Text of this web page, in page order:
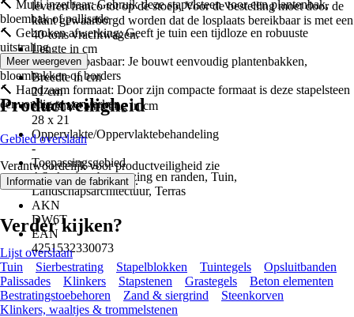
leveren franco tot op de stoep, Voor de bestelling moet door de
klant gewaarborgd worden dat de losplaats bereikbaar is met een
40-tons vrachtwagen.
Lengte in cm
28 cm
Breedte in cm
21 cm
Nominale afmeting in cm
28 x 21
Oppervlakte/Oppervlaktebehandeling
-
Toepassingsgebied
Afbakening, begrenzing en randen, Tuin,
Landschapsarchitectuur, Terras
AKN
DW6T
EAN
4251532330073
🔨 Multi inzetbaar: Gebruik deze stapelsteen voor een plantenbak,
bloembak of pallisade
🔨 Gebroken afwerking: Geeft je tuin een tijdloze en robuuste
uitstraling
🔨 Veelzijdig toepasbaar: Je bouwt eenvoudig plantenbakken,
bloembakken of borders
🔨 Handzaam formaat: Door zijn compacte formaat is deze stapelsteen
eenvoudig te verwerken
Meer weergeven
Productveiligheid
Gebied overslaan
Verantwoordelijk voor productveiligheid zie
Informatie van de fabrikant .
Verder kijken?
Lijst overslaan
Tuin
Sierbestrating Stapelblokken Tuintegels
Opsluitbanden
Palissades
Klinkers Stapstenen Grastegels
Beton elementen
Bestratingstoebehoren
Zand & siergrind
Steenkorven
Klinkers, waaltjes & trommelstenen